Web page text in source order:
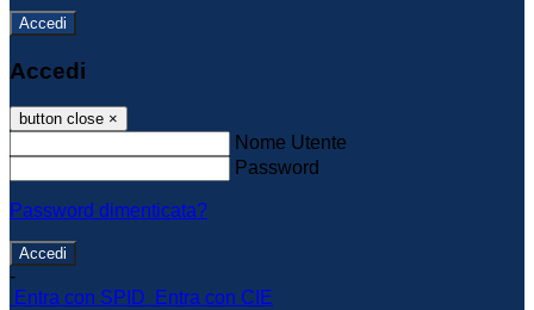
Accedi
Accedi
button close ×
Nome Utente
Password
Password dimenticata?
-
Entra con SPID
Entra con CIE